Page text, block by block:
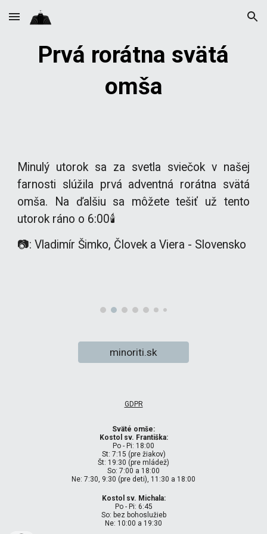
Skip to main content Skip to navigation
Prvá rorátna svätá
omša
Minulý utorok sa za svetla sviečok v našej
farnosti slúžila prvá adventná rorátna svätá
omša. Na ďalšiu sa môžete tešiť už tento
utorok ráno o 6:00🕯
📷: Vladimír Šimko, Človek a Viera - Slovensko
minoriti.sk
GDPR
Sväté omše:
Kostol sv. Františka:
Po - Pi: 18:00
St: 7:15 (pre žiakov)
Št: 19:30 (pre mládež)
So: 7:00 a 18:00
Ne: 7:30, 9:30 (pre deti), 11:30 a 18:00
Kostol sv. Michala:
Po - Pi: 6:45
So: bez bohoslužieb
Ne: 10:00 a 19:30